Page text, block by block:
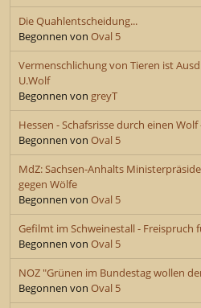
Die Quahlentscheidung...
Begonnen von Oval 5
Vermenschlichung von Tieren ist
U.Wolf
Begonnen von greyT
Hessen - Schafsrisse durch einen
Begonnen von Oval 5
MdZ: Sachsen-Anhalts
gegen Wölfe
Begonnen von Oval 5
Gefilmt im Schweinestall - Freispruch
Begonnen von Oval 5
NOZ "Grünen im Bundestag wollen
Begonnen von Oval 5